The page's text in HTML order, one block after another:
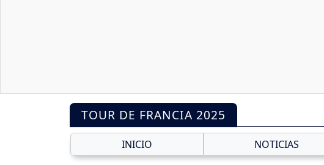
TOUR DE FRANCIA 2025
INICIO NOTICIAS